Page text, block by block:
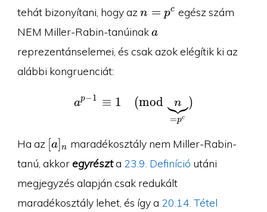
tehát bizonyítani, hogy az n=p^c
n = pc egész szám
NEM Miller-Rabin-tanúinaka
a
reprezentánselemei, és csak azok elégítik ki az
alábbi kongruenciát:
a^{p-1}\equiv
ap−1 ≡ 1 (mod
=pc
n )
Ha az [a]_n
[a] n maradékosztály nem Miller-Rabin-
tanú, akkor egyrészta 23.9. Definíció utáni
megjegyzés alapján csak redukált
maradékosztály lehet, és így a 20.14. Tétel